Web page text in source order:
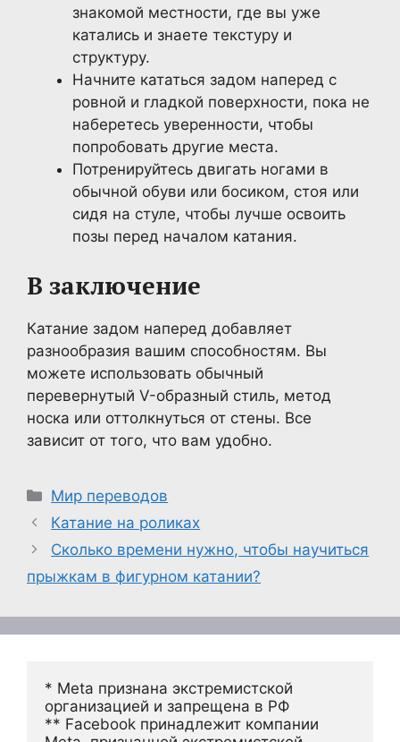
знакомой местности, где вы уже
катались и знаете текстуру и
структуру.
Начните кататься задом наперед с
ровной и гладкой поверхности, пока не
наберетесь уверенности, чтобы
попробовать другие места.
Потренируйтесь двигать ногами в
обычной обуви или босиком, стоя или
сидя на стуле, чтобы лучше освоить
позы перед началом катания.
В заключение
Катание задом наперед добавляет
разнообразия вашим способностям. Вы
можете использовать обычный
перевернутый V-образный стиль, метод
носка или оттолкнуться от стены. Все
зависит от того, что вам удобно.
Рубрики
Мир переводов
Катание на роликах
Сколько времени нужно, чтобы научиться
прыжкам в фигурном катании?
* Meta признана экстремистской
организацией и запрещена в РФ
** Facebook принадлежит компании